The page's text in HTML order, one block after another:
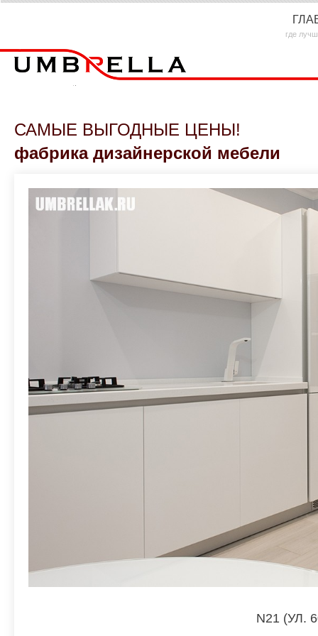
где
САМЫЕ ВЫГОДНЫЕ ЦЕНЫ!
фабрика дизайнерской мебели
N21 (УЛ.